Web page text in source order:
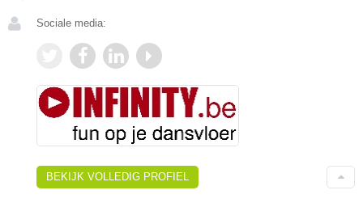
Sociale media:
BEKIJK VOLLEDIG PROFIEL